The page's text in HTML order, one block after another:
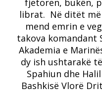
fjetoren, bukën,
librat. Në ditët më
mend emrin e
takova komandant
Akademia e
dy ish ushtarakë
Spahiun dhe
Bashkisë Vlorë